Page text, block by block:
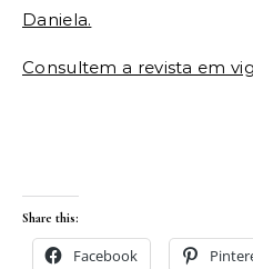
Daniela.
Consultem a revista em
Share this:
Facebook